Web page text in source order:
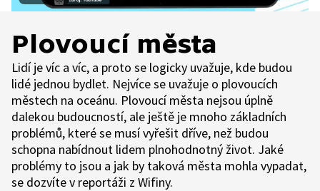
Plovoucí města
Lidí je víc a víc, a proto se logicky uvažuje, kde budou
lidé jednou bydlet. Nejvíce se uvažuje o plovoucích
městech na oceánu. Plovoucí města nejsou úplně
dalekou budoucností, ale ještě je mnoho základních
problémů, které se musí vyřešit dříve, než budou
schopna nabídnout lidem plnohodnotný život. Jaké
problémy to jsou a jak by taková města mohla vypadat,
se dozvíte v reportáži z Wifiny.